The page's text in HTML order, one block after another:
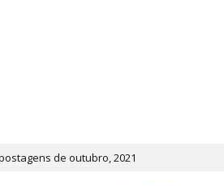
de outubro, 2021